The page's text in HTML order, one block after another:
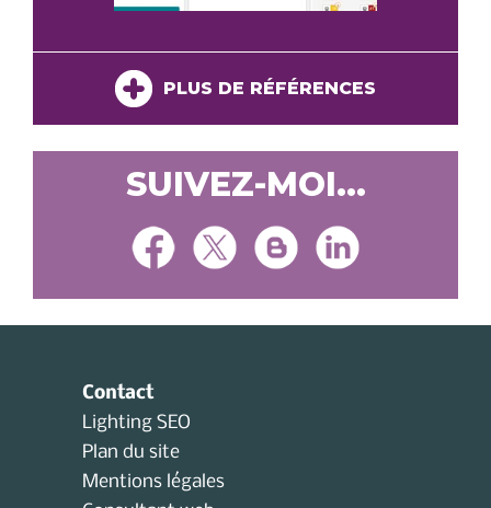
PLUS DE RÉFÉRENCES
SUIVEZ-MOI...
Contact
Lighting SEO
Plan du site
Mentions légales